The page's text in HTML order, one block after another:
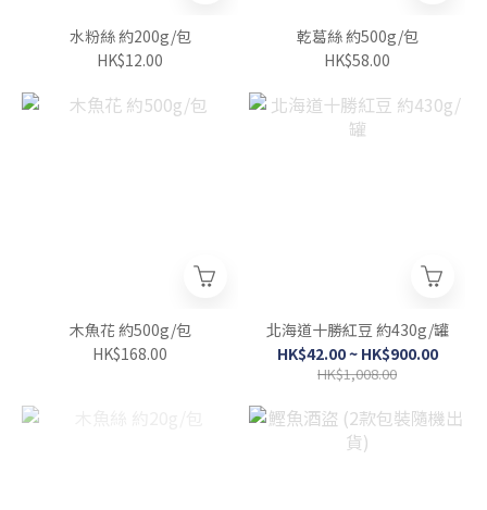
水粉絲 約200g/包
HK$12.00
乾葛絲 約500g/包
HK$58.00
木魚花 約500g/包
HK$168.00
北海道十勝紅豆 約430g/罐
HK$42.00 ~ HK$900.00
HK$1,008.00